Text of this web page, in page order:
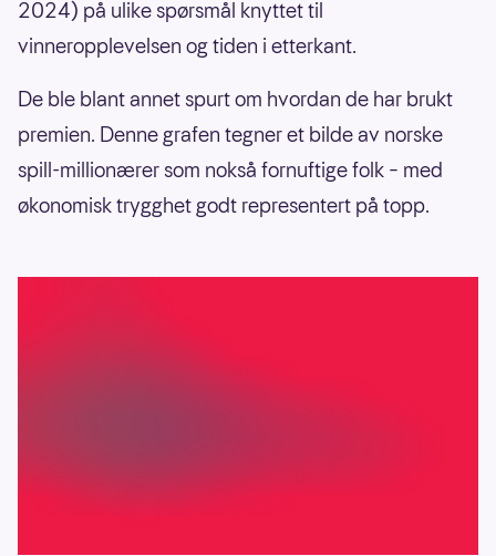
2024) på ulike spørsmål knyttet til
vinneropplevelsen og tiden i etterkant.
De ble blant annet spurt om hvordan de har brukt
premien. Denne grafen tegner et bilde av norske
spill-millionærer som nokså fornuftige folk – med
økonomisk trygghet godt representert på topp.